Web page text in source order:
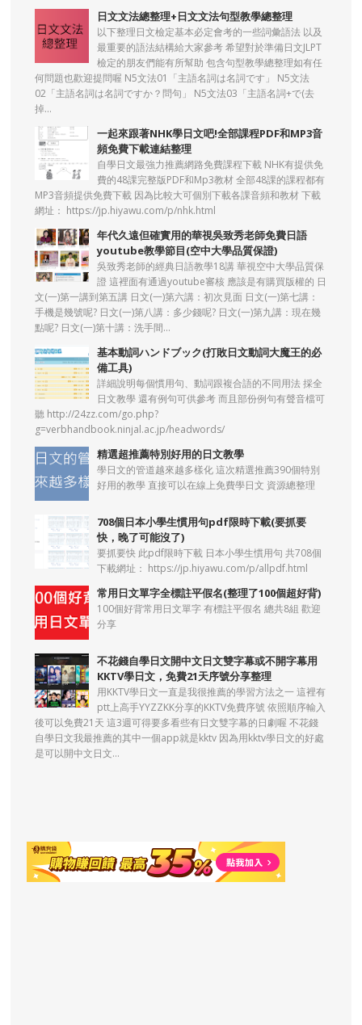
日文文法總整理+日文文法句型教學總整理
以下整理日文檢定基本必定會考的一些詞彙語法 以及
最重要的語法結構給大家參考 希望對於準備日文JLPT
檢定的朋友們能有所幫助 包含句型教學總整理如有任
何問題也歡迎提問喔 N5文法01「主語名詞は名詞です」 N5文法
02「主語名詞は名詞ですか？問句」 N5文法03「主語名詞+で(去
掉...
一起來跟著NHK學日文吧!全部課程PDF和MP3音
頻免費下載連結整理
自學日文最強力推薦網路免費課程下載 NHK有提供免
費的48課完整版PDF和Mp3教材 全部48課的課程都有
MP3音頻提供免費下載 因為比較大可個別下載各課音頻和教材 下載
網址： https://jp.hiyawu.com/p/nhk.html
年代久遠但確實用的華視吳致秀老師免費日語
youtube教學節目(空中大學品質保證)
吳致秀老師的經典日語教學18講 華視空中大學品質保
證 這裡面有通過youtube審核 應該是有購買版權的 日
文(一)第一講到第五講 日文(一)第六講：初次見面 日文(一)第七講：
手機是幾號呢? 日文(一)第八講：多少錢呢? 日文(一)第九講：現在幾
點呢? 日文(一)第十講：洗手間...
基本動詞ハンドブック(打敗日文動詞大魔王的必
備工具)
詳細說明每個慣用句、動詞跟複合語的不同用法 採全
日文教學 還有例句可供參考 而且部份例句有聲音檔可
聽 http://24zz.com/go.php?
g=verbhandbook.ninjal.ac.jp/headwords/
精選超推薦特別好用的日文教學
學日文的管道越來越多樣化 這次精選推薦390個特別
好用的教學 直接可以在線上免費學日文 資源總整理
708個日本小學生慣用句pdf限時下載(要抓要
快，晚了可能沒了)
要抓要快 此pdf限時下載 日本小學生慣用句 共708個
下載網址： https://jp.hiyawu.com/p/allpdf.html
常用日文單字全標註平假名(整理了100個超好背)
100個好背常用日文單字 有標註平假名 總共8組 歡迎
分享
不花錢自學日文開中文日文雙字幕或不開字幕用
KKTV學日文，免費21天序號分享整理
用KKTV學日文一直是我很推薦的學習方法之一 這裡有
ptt上高手YYZZKK分享的KKTV免費序號 依照順序輸入
後可以免費21天 這3週可得要多看些有日文雙字幕的日劇喔 不花錢
自學日文我最推薦的其中一個app就是kktv 因為用kktv學日文的好處
是可以開中文日文...